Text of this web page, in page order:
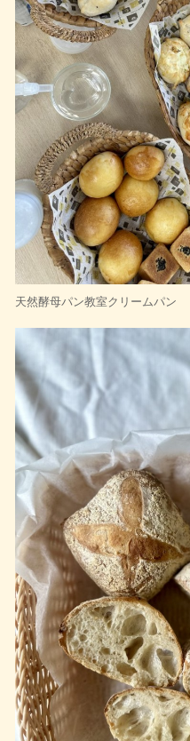
天然酵母パン教室クリームパン